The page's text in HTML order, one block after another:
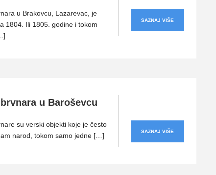
u Brakovcu, Lazarevac, je
1804. Ili 1805. godine i tokom
SAZNAJ VIŠE
u Baroševcu
su verski objekti koje je često
narod, tokom samo jedne […]
SAZNAJ VIŠE